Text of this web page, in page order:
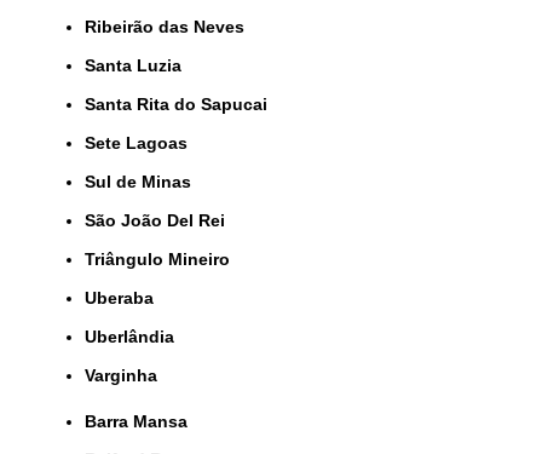
Ribeirão das Neves
Santa Luzia
Santa Rita do Sapucai
Sete Lagoas
Sul de Minas
São João Del Rei
Triângulo Mineiro
Uberaba
Uberlândia
Varginha
Barra Mansa